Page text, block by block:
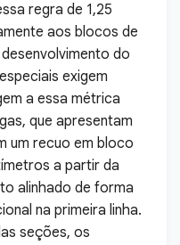
regra de 1,25
aos blocos de
do
exigem
a essa métrica
que apresentam
um recuo em bloco
a partir da
alinhado de forma
na primeira linha.
seções, os